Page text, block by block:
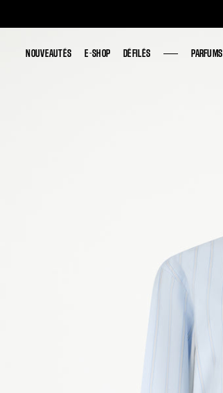
NOUVEAUTÉS E-SHOP DÉFILÉS PARFUMS
NOUVEAUTÉS E-SHOP DÉFILÉS PARFUMS